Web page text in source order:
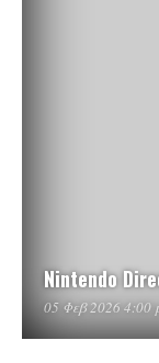
Nintendo
05 Φεβ 2026 4:00